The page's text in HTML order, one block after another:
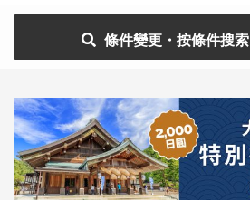
條件變更・按條件搜索